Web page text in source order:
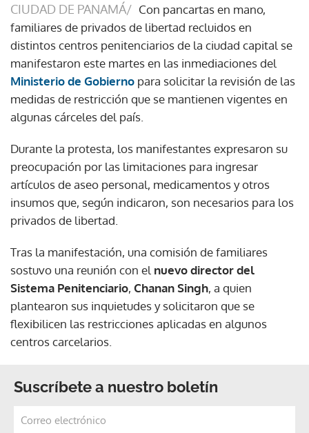
CIUDAD DE PANAMÁ/ Con pancartas en mano,
familiares de privados de libertad recluidos en
distintos centros penitenciarios de la ciudad capital se
manifestaron este martes en las inmediaciones del
Ministerio de Gobierno para solicitar la revisión de las
medidas de restricción que se mantienen vigentes en
algunas cárceles del país.
Durante la protesta, los manifestantes expresaron su
preocupación por las limitaciones para ingresar
artículos de aseo personal, medicamentos y otros
insumos que, según indicaron, son necesarios para los
privados de libertad.
Tras la manifestación, una comisión de familiares
sostuvo una reunión con el nuevo director del
Sistema Penitenciario, Chanan Singh, a quien
plantearon sus inquietudes y solicitaron que se
flexibilicen las restricciones aplicadas en algunos
centros carcelarios.
Suscríbete a nuestro boletín